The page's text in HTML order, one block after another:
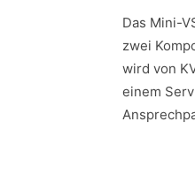
Das Mini-
zwei
wird von
einem